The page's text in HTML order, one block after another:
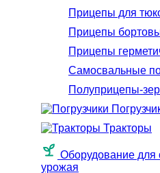
Прицепы для
Прицепы
Прицепы
Самосвальные
Полуприцепы-
Тракторы
Оборудование для
урожая